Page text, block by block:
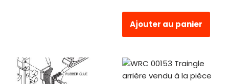
Ajouter au panier